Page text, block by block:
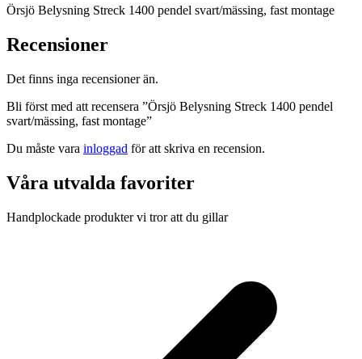
Örsjö Belysning Streck 1400 pendel svart/mässing, fast montage
Recensioner
Det finns inga recensioner än.
Bli först med att recensera ”Örsjö Belysning Streck 1400 pendel
svart/mässing, fast montage”
Du måste vara inloggad för att skriva en recension.
Våra utvalda favoriter
Handplockade produkter vi tror att du gillar